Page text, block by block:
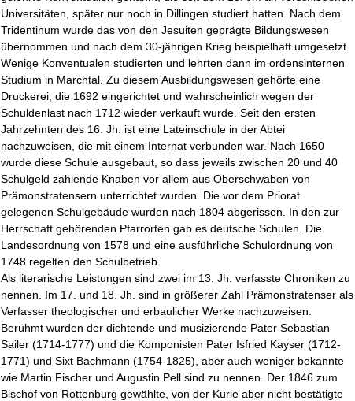
Universitäten, später nur noch in Dillingen studiert hatten. Nach dem
Tridentinum wurde das von den Jesuiten geprägte Bildungswesen
übernommen und nach dem 30-jährigen Krieg beispielhaft umgesetzt.
Wenige Konventualen studierten und lehrten dann im ordensinternen
Studium in Marchtal. Zu diesem Ausbildungswesen gehörte eine
Druckerei, die 1692 eingerichtet und wahrscheinlich wegen der
Schuldenlast nach 1712 wieder verkauft wurde. Seit den ersten
Jahrzehnten des 16. Jh. ist eine Lateinschule in der Abtei
nachzuweisen, die mit einem Internat verbunden war. Nach 1650
wurde diese Schule ausgebaut, so dass jeweils zwischen 20 und 40
Schulgeld zahlende Knaben vor allem aus Oberschwaben von
Prämonstratensern unterrichtet wurden. Die vor dem Priorat
gelegenen Schulgebäude wurden nach 1804 abgerissen. In den zur
Herrschaft gehörenden Pfarrorten gab es deutsche Schulen. Die
Landesordnung von 1578 und eine ausführliche Schulordnung von
1748 regelten den Schulbetrieb.
Als literarische Leistungen sind zwei im 13. Jh. verfasste Chroniken zu
nennen. Im 17. und 18. Jh. sind in größerer Zahl Prämonstratenser als
Verfasser theologischer und erbaulicher Werke nachzuweisen.
Berühmt wurden der dichtende und musizierende Pater Sebastian
Sailer (1714-1777) und die Komponisten Pater Isfried Kayser (1712-
1771) und Sixt Bachmann (1754-1825), aber auch weniger bekannte
wie Martin Fischer und Augustin Pell sind zu nennen. Der 1846 zum
Bischof von Rottenburg gewählte, von der Kurie aber nicht bestätigte